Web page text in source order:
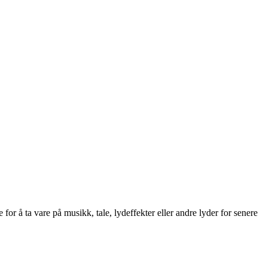
å ta vare på musikk, tale, lydeffekter eller andre lyder for senere